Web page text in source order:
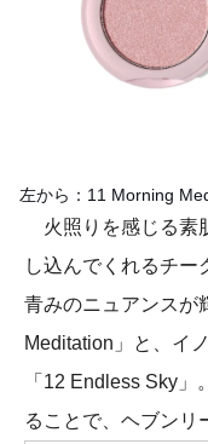
左から：11 Morning
火照りを感じる素
し込んでくれるチー
青みのニュアンスが
Meditation」と、イ
「12 Endless Sky
ることで、ヘブンリ